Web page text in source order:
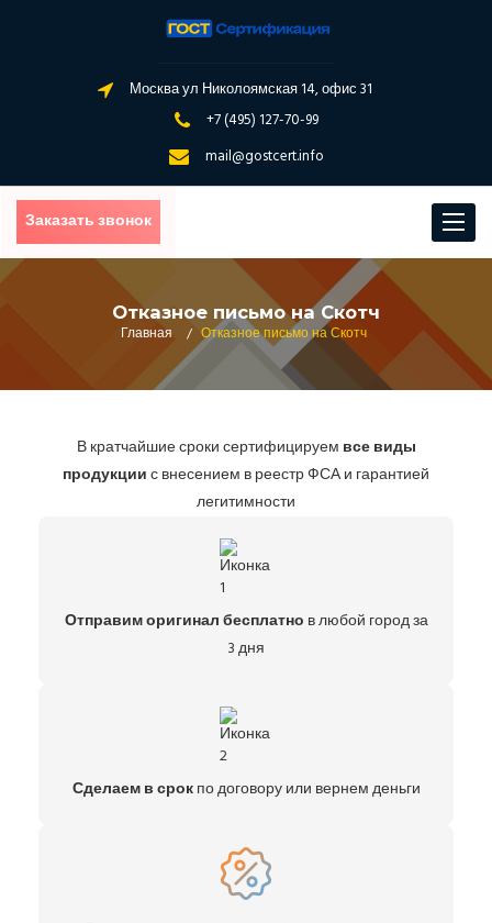
Москва ул Николоямская 14, офис 31
+7 (495) 127-70-99
mail@gostcert.info
Toggle
Заказать звонок
Отказное письмо на Скотч
Главная
/ Отказное письмо на Скотч
В кратчайшие сроки сертифицируем все виды
продукциис внесением в реестр ФСА и гарантией
легитимности
Отправим оригинал бесплатно в любой город за
3 дня
Сделаем в срокпо договору или вернем деньги